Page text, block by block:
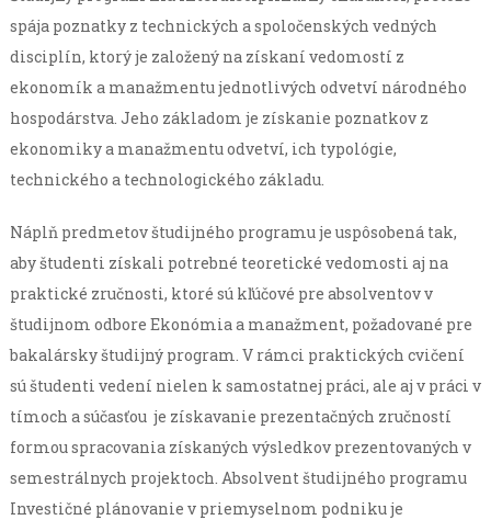
spája poznatky z technických a spoločenských vedných
disciplín, ktorý je založený na získaní vedomostí z
ekonomík a manažmentu jednotlivých odvetví národného
hospodárstva. Jeho základom je získanie poznatkov z
ekonomiky a manažmentu odvetví, ich typológie,
technického a technologického základu.
Náplň predmetov študijného programu je uspôsobená tak,
aby študenti získali potrebné teoretické vedomosti aj na
praktické zručnosti, ktoré sú kľúčové pre absolventov v
študijnom odbore Ekonómia a manažment, požadované pre
bakalársky študijný program. V rámci praktických cvičení
sú študenti vedení nielen k samostatnej práci, ale aj v práci v
tímoch a súčasťou je získavanie prezentačných zručností
formou spracovania získaných výsledkov prezentovaných v
semestrálnych projektoch. Absolvent študijného programu
Investičné plánovanie v priemyselnom podniku je